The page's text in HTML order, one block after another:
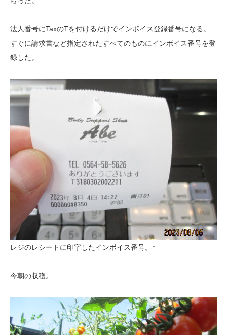
法人番号にTaxのTを付けるだけでインボイス登録番号になる。
すぐに請求書など指定されたすべてのものにインボイス番号を登
録した。
レジのレシートに印字したインボイス番号。↑
今朝の収穫。